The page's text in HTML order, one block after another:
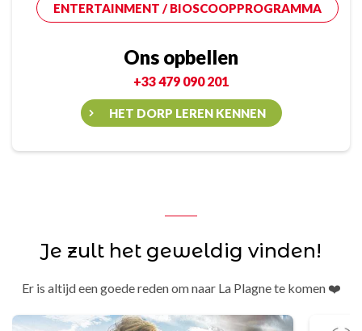
ENTERTAINMENT / BIOSCOOPPROGRAMMA
Ons opbellen
+33 479 090 201
HET DORP LEREN KENNEN
Je zult het geweldig vinden!
Er is altijd een goede reden om naar La Plagne te komen ❤️